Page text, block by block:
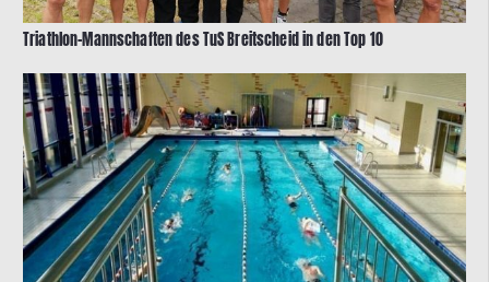
Triathlon-Mannschaften des TuS Breitscheid in den Top 10